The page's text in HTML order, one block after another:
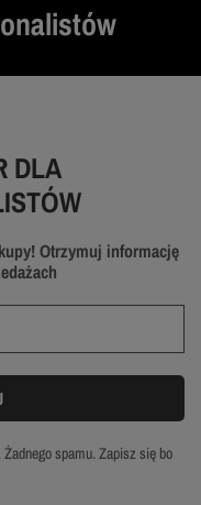
DLA
Otrzymuj informację
spamu. Zapisz się bo